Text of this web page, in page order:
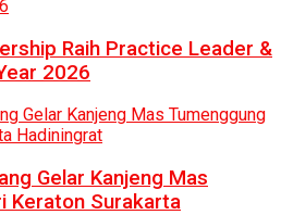
Raih Practice Leader &
2026
Gelar Kanjeng Mas
Keraton Surakarta